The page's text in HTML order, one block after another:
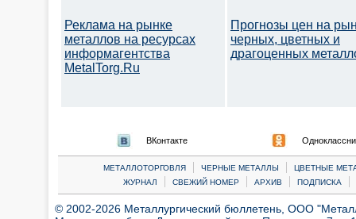
Реклама на рынке
металлов на ресурсах
информагентства
MetalTorg.Ru
Прогнозы цен на
черных, цветных и
драгоценных
ВКонтакте
МЕТАЛЛОТОРГОВЛЯ | ЧЕРНЫЕ МЕТАЛЛЫ |
ЦВЕТНЫЕ
ЖУРНАЛ
| СВЕЖИЙ НОМЕР | АРХИВ | ПОДПИСКА |
© 2002-2026 Металлургический бюллетень, ООО